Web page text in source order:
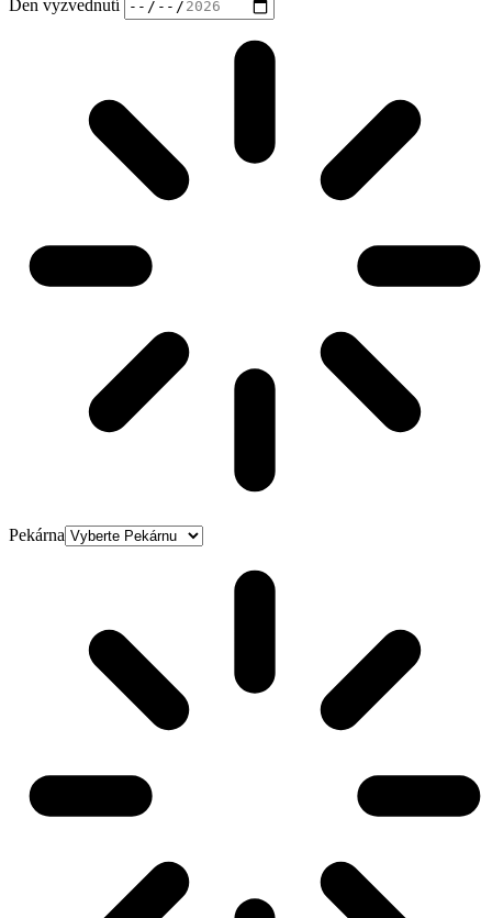
Den vyzvednutí
Pekárna